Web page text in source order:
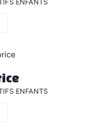
ENFANTS